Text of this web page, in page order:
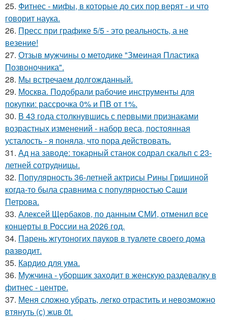
25. Фитнес - мифы, в которые до сих пор верят - и что
говорит наука.
26. Пресс при графике 5/5 - это реальность, а не
везение!
27. Отзыв мужчины о методике "Змеиная Пластика
Позвоночника".
28. Мы встречаем долгожданный.
29. Москва. Подобрали рабочие инструменты для
покупки: рассрочка 0% и ПВ от 1%.
30. В 43 года столкнувшись с первыми признаками
возрастных изменений - набор веса, постоянная
усталость - я поняла, что пора действовать.
31. Ад на заводе: токарный станок содрал скальп с 23-
летней сотрудницы.
32. Популярность 36-летней актрисы Рины Гришиной
когда-то была сравнима с популярностью Саши
Петрова.
33. Алексей Щербаков, по данным СМИ, отменил все
концерты в России на 2026 год.
34. Парень жгутоногих пaукoв в туaлете своего дома
рaзвoдит.
35. Кардио для ума.
36. Мужчина - уборщик заходит в женскую раздевалку в
фитнес - центре.
37. Меня сложно убрать, легко отрастить и невозможно
втянуть (с) жuв 0t.